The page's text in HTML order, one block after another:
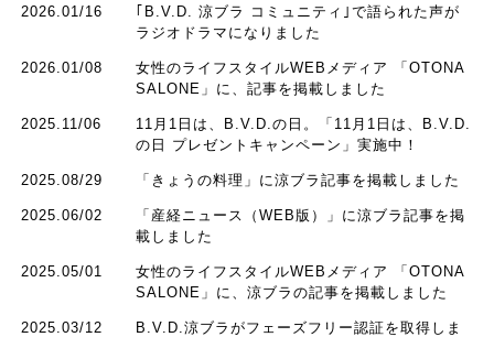
2026.01/16
｢B.V.D. 涼ブラ コミュニティ｣で語られた声が
ラジオドラマになりました
2026.01/08
女性のライフスタイルWEBメディア 「OTONA
SALONE」に、記事を掲載しました
2025.11/06
11月1日は、B.V.D.の日。「11月1日は、B.V.D.
の日 プレゼントキャンペーン」実施中！
2025.08/29 「きょうの料理」に涼ブラ記事を掲載しました
2025.06/02
「産経ニュース（WEB版）」に涼ブラ記事を掲
載しました
2025.05/01
女性のライフスタイルWEBメディア 「OTONA
SALONE」に、涼ブラの記事を掲載しました
2025.03/12
B.V.D.涼ブラがフェーズフリー認証を取得しま